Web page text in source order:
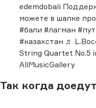
edemdobali
можете в шапке
#бали #лагман
#казахстан ♬
String Quartet No.5
AllMusicGallery
Так когда